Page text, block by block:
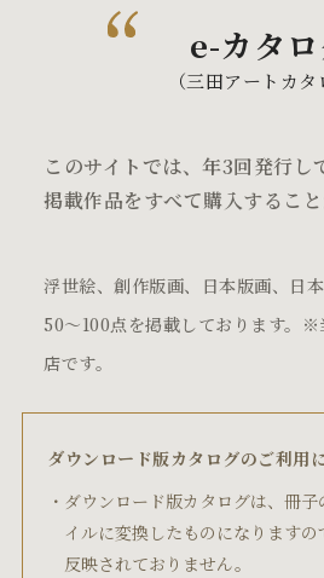
e-カタ
（三田アートカタ
このサイトでは、年3回発行し
掲載作品をすべて購入すること
浮世絵、創作版画、日本版画、日
50～100点を掲載しております。
店です。
ダウンロード版カタログのご利用
ダウンロード版カタログは、冊
イルに変換したものになります
反映されておりません。